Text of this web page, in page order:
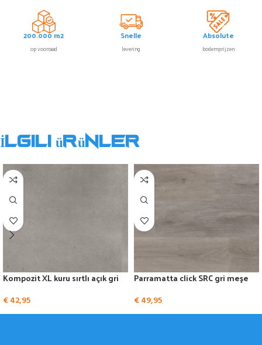
200.000 m2
op voorraad
Snelle
levering
Absolute
bodemprijzen
İlgili ürünler
Kompozit XL kuru sırtlı açık gri
€42,95
Parramatta click SRC gri meşe
€49,95